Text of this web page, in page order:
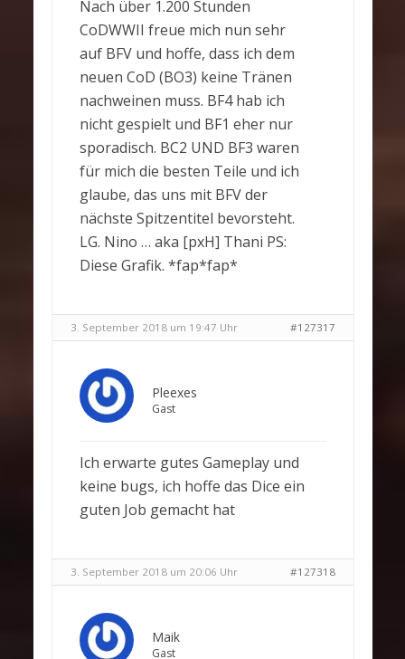
Nach über 1.200 Stunden
CoDWWII freue mich nun sehr
auf BFV und hoffe, dass ich dem
neuen CoD (BO3) keine Tränen
nachweinen muss. BF4 hab ich
nicht gespielt und BF1 eher nur
sporadisch. BC2 UND BF3 waren
für mich die besten Teile und ich
glaube, das uns mit BFV der
nächste Spitzentitel bevorsteht.
LG. Nino … aka [pxH] Thani PS:
Diese Grafik. *fap*fap*
3. September 2018 um 19:47 Uhr #127317
Pleexes
Gast
Ich erwarte gutes Gameplay und
keine bugs, ich hoffe das Dice ein
guten Job gemacht hat
3. September 2018 um 20:06 Uhr #127318
Maik
Gast